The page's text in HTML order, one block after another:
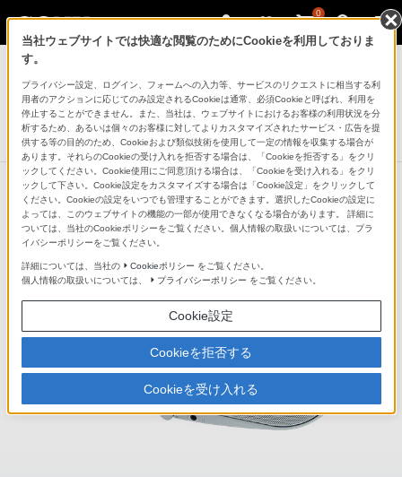
0
ラジオ／CDラジオ・ラジカセ
CDラジオカセット メモリーレコーダー
CFD-RS501
DISCONTINUED 生産完了
当社ウェブサイトでは快適な閲覧のためにCookieを利用しておりま
す。
プライバシー設定、ログイン、フォームへの入力等、サービスのリクエストに相当する利
用者のアクションに応じてのみ設定されるCookieは通常、必須Cookieと呼ばれ、利用を
停止することができません。また、当社は、ウェブサイトにおけるお客様の利用状況を分
析するため、あるいは個々のお客様に対してよりカスタマイズされたサービス・広告を提
供する等の目的のため、Cookieおよび類似技術を使用して一定の情報を収集する場合が
あります。それらのCookieの受け入れを拒否する場合は、「Cookieを拒否する」をクリ
ックしてください。Cookie使用にご同意頂ける場合は、「Cookieを受け入れる」をクリ
ックして下さい。Cookie設定をカスタマイズする場合は「Cookie設定」をクリックして
ください。Cookieの設定をいつでも管理することができます。選択したCookieの設定に
よっては、このウェブサイトの機能の一部が使用できなくなる場合があります。 詳細に
ついては、当社のCookieポリシーをご覧ください。個人情報の取扱いについては、プラ
イバシーポリシーをご覧ください。
詳細については、当社の Cookieポリシー をご覧ください。
個人情報の取扱いについては、
プライバシーポリシー をご覧ください。
Cookie設定
Cookieを拒否する
Cookieを受け入れる